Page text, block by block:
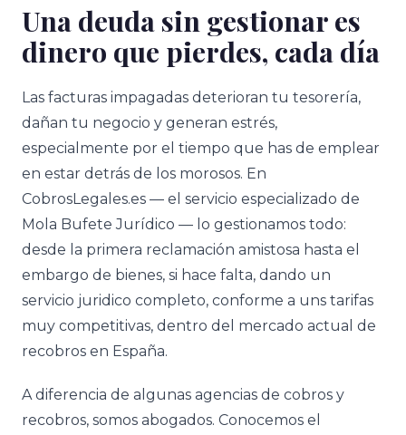
Una deuda sin gestionar es
dinero que pierdes, cada día
Las facturas impagadas deterioran tu tesorería,
dañan tu negocio y generan estrés,
especialmente por el tiempo que has de emplear
en estar detrás de los morosos. En
CobrosLegales.es — el servicio especializado de
Mola Bufete Jurídico — lo gestionamos todo:
desde la primera reclamación amistosa hasta el
embargo de bienes, si hace falta, dando un
servicio juridico completo, conforme a uns tarifas
muy competitivas, dentro del mercado actual de
recobros en España.
A diferencia de algunas agencias de cobros y
recobros, somos abogados. Conocemos el